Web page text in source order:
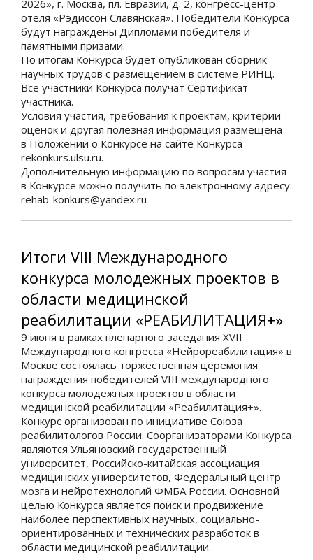
2026», г. Москва, пл. Евразии, д. 2, конгресс-центр
отеля «Рэдиссон Славянская». Победители Конкурса
будут награждены Дипломами победителя и
памятными призами.
По итогам Конкурса будет опубликован сборник
научных трудов с размещением в системе РИНЦ.
Все участники Конкурса получат Сертификат
участника.
Условия участия, требования к проектам, критерии
оценок и другая полезная информация размещена
в Положении о Конкурсе на сайте Конкурса
rekonkurs.ulsu.ru.
Дополнительную информацию по вопросам участия
в Конкурсе можно получить по электронному адресу:
rehab-konkurs@yandex.ru
Итоги VIII Международного
конкурса молодежных проектов в
области медицинской
реабилитации «РЕАБИЛИТАЦИЯ+»
9 июня в рамках пленарного заседания XVII
Международного конгресса «Нейрореабилитация» в
Москве состоялась торжественная церемония
награждения победителей VIII международного
конкурса молодежных проектов в области
медицинской реабилитации «Реабилитация+».
Конкурс организован по инициативе Союза
реабилитологов России. Соорганизаторами Конкурса
являются Ульяновский государственный
университет, Российско-китайская ассоциация
медицинских университетов, Федеральный центр
мозга и нейротехнологий ФМБА России. Основной
целью Конкурса является поиск и продвижение
наиболее перспективных научных, социально-
ориентированных и технических разработок в
области медицинской реабилитации.